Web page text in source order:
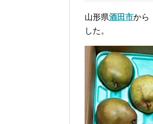
山形県酒田市から
した。